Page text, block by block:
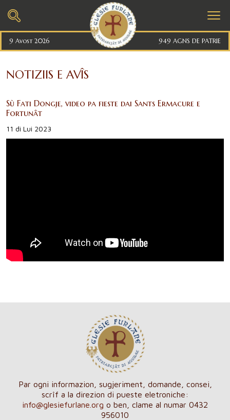
9 Avost 2026 949 AGNS DE PATRIE
NOTIZIIS E AVÎS
Sù Fati Dongje, video pa fieste dai Sants Ermacure e
Fortunât
11 di Lui 2023
Par ogni informazion, sugjeriment, domande, consei,
scrîf a la direzion di pueste eletroniche:
info@glesiefurlane.org o ben, clame al numar 0432
956010